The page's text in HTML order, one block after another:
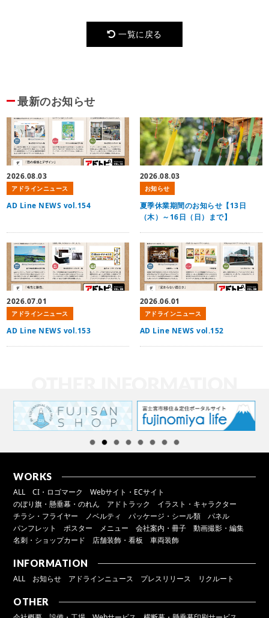
一覧に戻る
最新のお知らせ
2026.08.03
アドラインニュース
AD Line NEWS vol.154
2026.08.03
お知らせ
夏季休業期間のお知らせ【13日
（木）～16日（日）まで】
2026.07.01
アドラインニュース
AD Line NEWS vol.153
2026.06.01
アドラインニュース
AD Line NEWS vol.152
WORKS
ALL CI・ロゴマーク
Webサイト・ECサイト
のぼり旗・懸垂幕・のれん
アドトラック
イラスト・キャラクター
チラシ・フライヤー
ノベルティ パッケージ・シール類
パネル
パンフレット
ポスター メニュー 会社案内・冊子
動画撮影・編集
名刺・ショップカード
店舗装飾・看板 車両装飾
INFORMATION
ALL お知らせ アドラインニュース プレスリリース リクルート
OTHER